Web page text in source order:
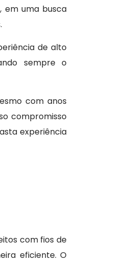
em uma busca
de alto
sempre o
com anos
compromisso
experiência
com fios de
eficiente. O